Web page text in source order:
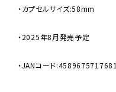
・カプセルサイズ:58mm
・2025年8月発売予定
・JANコード:4589675717681